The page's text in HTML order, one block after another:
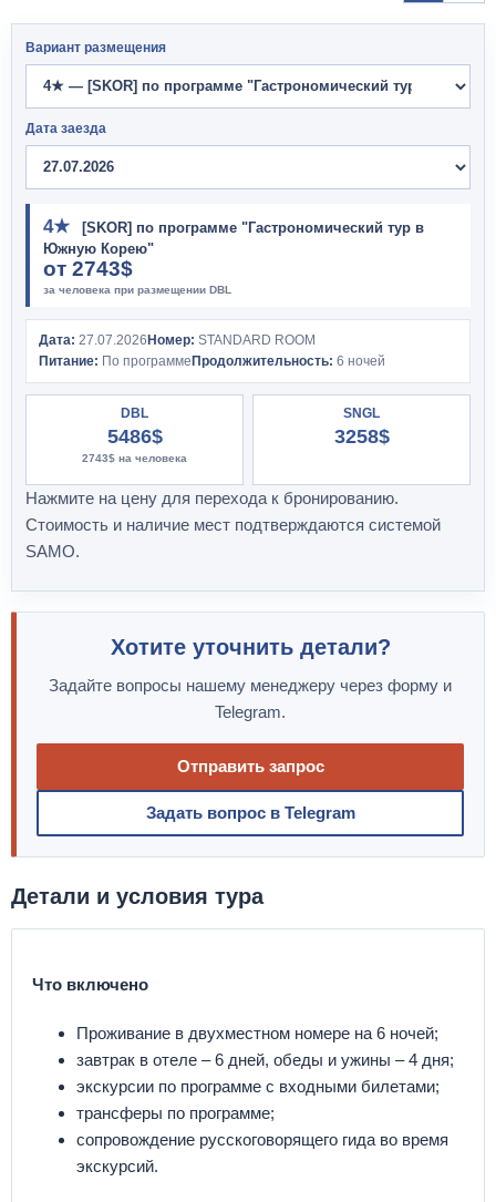
Вариант размещения
Дата заезда
4★
[SKOR] по программе "Гастрономический тур в
Южную Корею"
от 2743$
за человека при размещении DBL
Дата: 27.07.2026Номер: STANDARD ROOM
Питание: По программеПродолжительность: 6 ночей
DBL
5486$
2743$ на человека
SNGL
3258$
Нажмите на цену для перехода к бронированию.
Стоимость и наличие мест подтверждаются системой
SAMO.
Хотите уточнить детали?
Задайте вопросы нашему менеджеру через форму и
Telegram.
Отправить запрос
Задать вопрос в Telegram
Детали и условия тура
Что включено
Проживание в двухместном номере на 6 ночей;
завтрак в отеле – 6 дней, обеды и ужины – 4 дня;
экскурсии по программе с входными билетами;
трансферы по программе;
сопровождение русскоговорящего гида во время
экскурсий.